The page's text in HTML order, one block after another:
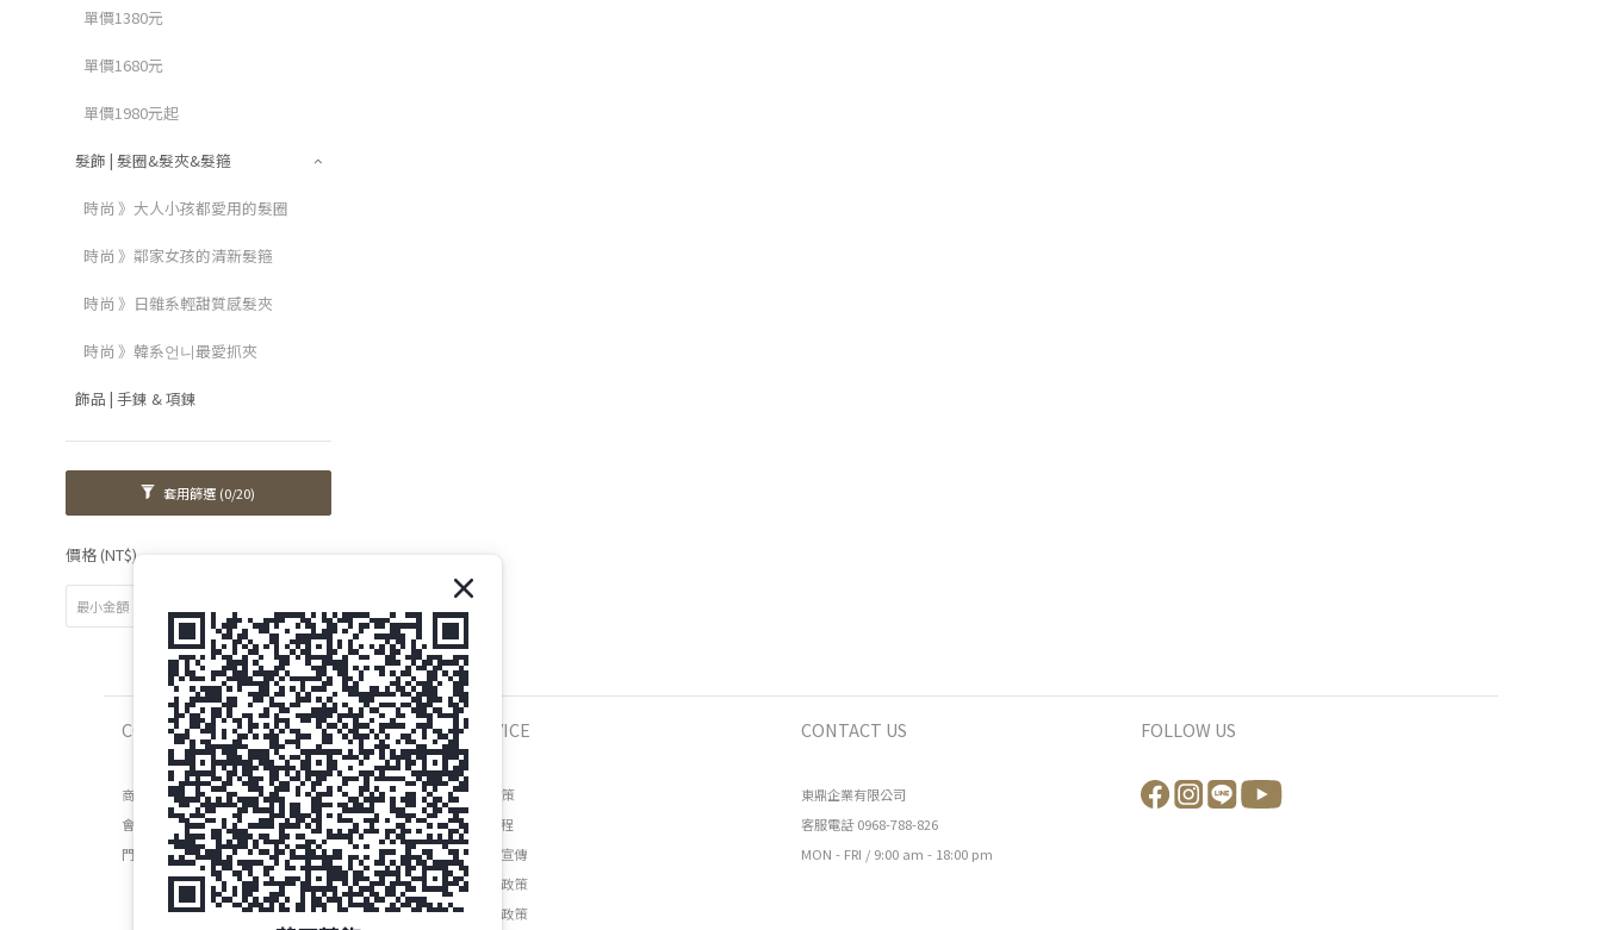
單價1380元
單價1680元
單價1980元起
髮飾 | 髮圈&髮夾&髮箍
時尚 》大人小孩都愛用的髮圈
時尚 》鄰家女孩的清新髮箍
時尚 》日雜系輕甜質感髮夾
時尚 》韓系언니最愛抓夾
飾品 | 手鍊 & 項鍊
套用篩選 (0/20)
價格 (NT$)
COMPANY
商店介紹
會員權益
門市資訊
SERVICE
運送政策
維修流程
防詐騙宣傳
退換貨政策
隱私權政策
CONTACT US
東鼎企業有限公司
客服電話 0968-788-826
MON - FRI / 9:00 am - 18:00 pm
FOLLOW US